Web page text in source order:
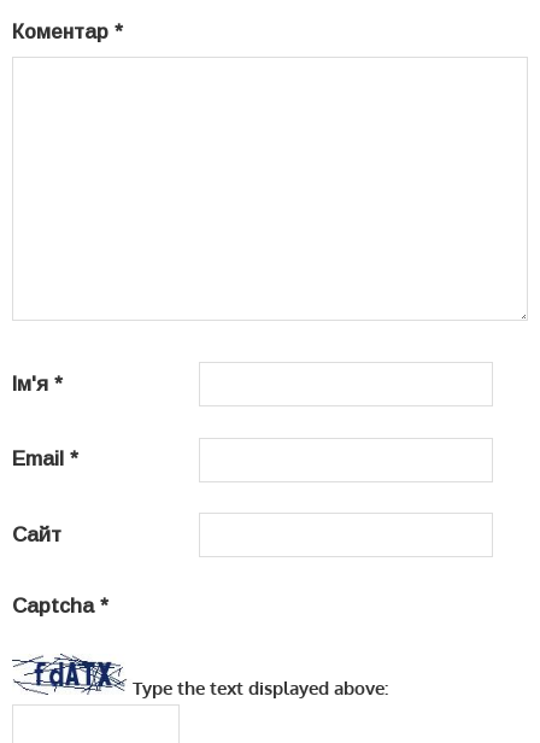
Коментар *
Ім'я *
Email *
Сайт
Captcha *
Type the text displayed above: